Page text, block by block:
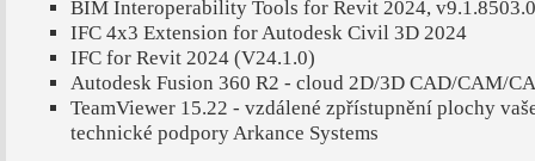
BIM Interoperability Tools for Revit 2024,
IFC 4x3 Extension for Autodesk Civil 3D 2024
IFC for Revit 2024 (V24.1.0)
Autodesk Fusion 360 R2 - cloud 2D/3D CAD/CAM/
TeamViewer 15.22 - vzdálené zpřístupnění plochy
technické podpory Arkance Systems